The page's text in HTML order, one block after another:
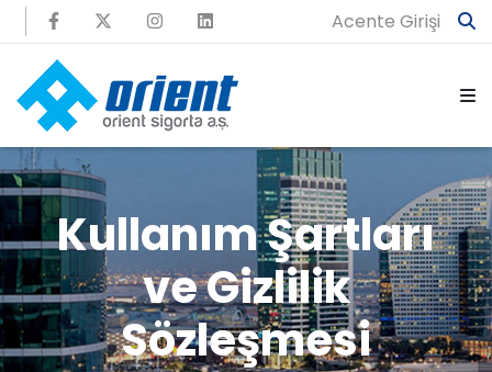
Acente Girişi
Kullanım Şartları
ve Gizlilik
Sözleşmesi